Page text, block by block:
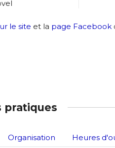
Prénom
J'accepte les
le site et la page Facebook
pratiques
Organisation Heures